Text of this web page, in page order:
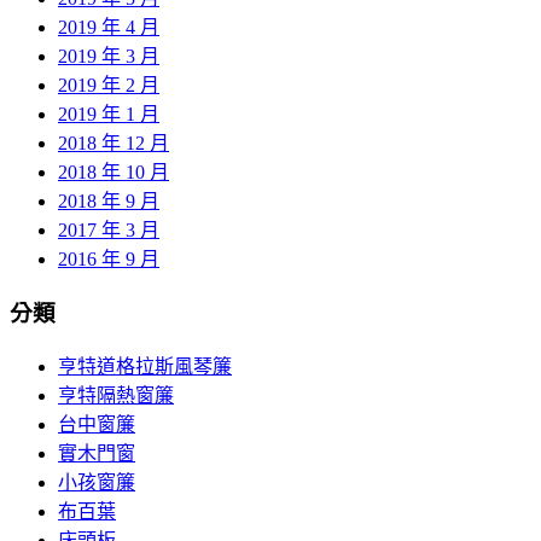
2019 年 4 月
2019 年 3 月
2019 年 2 月
2019 年 1 月
2018 年 12 月
2018 年 10 月
2018 年 9 月
2017 年 3 月
2016 年 9 月
分類
亨特道格拉斯風琴簾
亨特隔熱窗簾
台中窗簾
實木門窗
小孩窗簾
布百葉